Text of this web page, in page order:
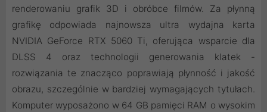
renderowaniu grafik 3D i obróbce filmów. Za płynną
grafikę odpowiada najnowsza ultra wydajna karta
NVIDIA GeForce RTX 5060 Ti, oferująca wsparcie dla
DLSS 4 oraz technologii generowania klatek -
rozwiązania te znacząco poprawiają płynność i jakość
obrazu, szczególnie w bardziej wymagających tytułach.
Komputer wyposażono w 64 GB pamięci RAM o wysokim